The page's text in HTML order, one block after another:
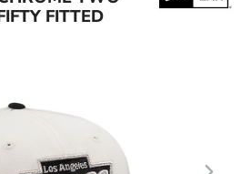
FITTED